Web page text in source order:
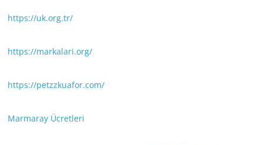
https://uk.org.tr/
https://markalari.org/
https://petzzkuafor.com/
Marmaray Ücretleri